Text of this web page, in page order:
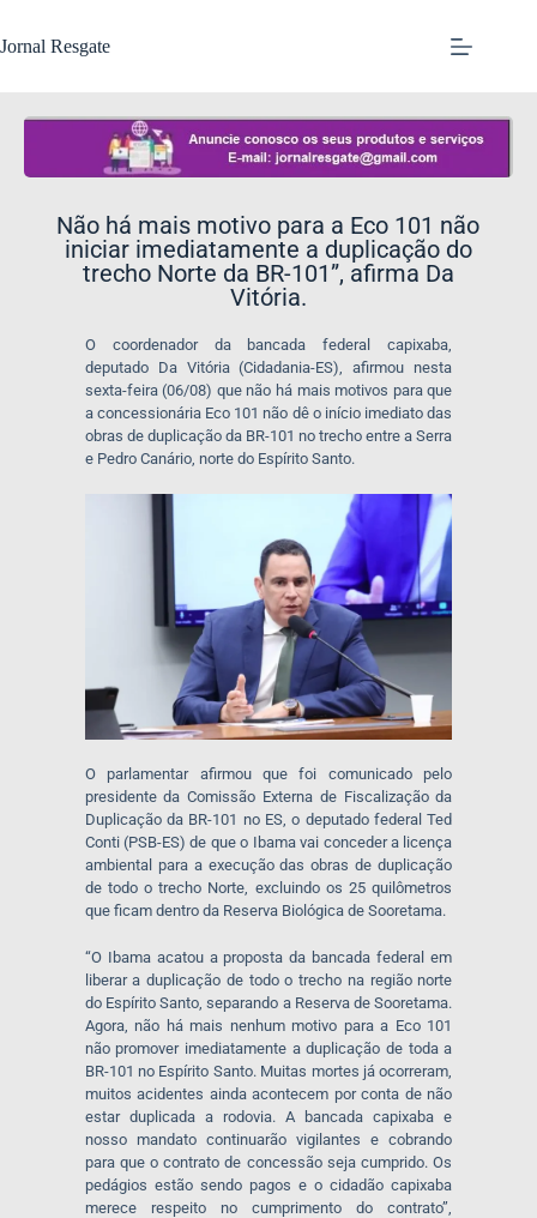
Jornal Resgate
Não há mais motivo para a Eco 101 não
iniciar imediatamente a duplicação do
trecho Norte da BR-101”, afirma Da
Vitória.
O coordenador da bancada federal capixaba,
deputado Da Vitória (Cidadania-ES), afirmou nesta
sexta-feira (06/08) que não há mais motivos para que
a concessionária Eco 101 não dê o início imediato das
obras de duplicação da BR-101 no trecho entre a Serra
e Pedro Canário, norte do Espírito Santo.
O parlamentar afirmou que foi comunicado pelo
presidente da Comissão Externa de Fiscalização da
Duplicação da BR-101 no ES, o deputado federal Ted
Conti (PSB-ES) de que o Ibama vai conceder a licença
ambiental para a execução das obras de duplicação
de todo o trecho Norte, excluindo os 25 quilômetros
que ficam dentro da Reserva Biológica de Sooretama.
“O Ibama acatou a proposta da bancada federal em
liberar a duplicação de todo o trecho na região norte
do Espírito Santo, separando a Reserva de Sooretama.
Agora, não há mais nenhum motivo para a Eco 101
não promover imediatamente a duplicação de toda a
BR-101 no Espírito Santo. Muitas mortes já ocorreram,
muitos acidentes ainda acontecem por conta de não
estar duplicada a rodovia. A bancada capixaba e
nosso mandato continuarão vigilantes e cobrando
para que o contrato de concessão seja cumprido. Os
pedágios estão sendo pagos e o cidadão capixaba
merece respeito no cumprimento do contrato”,